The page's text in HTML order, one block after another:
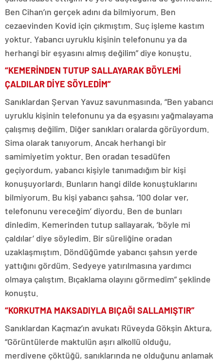
Ben Cihan’ın gerçek adını da bilmiyorum. Ben
cezaevinden Kovid için çıkmıştım. Suç işleme kastım
yoktur. Yabancı uyruklu kişinin telefonunu ya da
herhangi bir eşyasını almış değilim” diye konuştu.
“KEMERİNDEN TUTUP SALLAYARAK BÖYLEMİ
ÇALDILAR DİYE SÖYLEDİM”
Sanıklardan Şervan Yavuz savunmasında, “Ben yabancı
uyruklu kişinin telefonunu ya da eşyasını yağmalayama
çalışmış değilim. Diğer sanıkları oralarda görüyordum.
Sima olarak tanıyorum. Ancak herhangi bir
samimiyetim yoktur. Ben oradan tesadüfen
geçiyordum, yabancı kişiyle tanımadığım bir kişi
konuşuyorlardı. Bunların hangi dilde konuştuklarını
bilmiyorum. Bu kişi yabancı şahsa, ‘100 dolar ver,
telefonunu vereceğim’ diyordu. Ben de bunları
dinledim. Kemerinden tutup sallayarak, ‘böyle mi
çaldılar’ diye söyledim. Bir süreliğine oradan
uzaklaşmıştım. Döndüğümde yabancı şahsın yerde
yattığını gördüm. Sedyeye yatırılmasına yardımcı
olmaya çalıştım. Bıçaklama olayını görmedim” şeklinde
konuştu.
“KORKUTMA MAKSADIYLA BIÇAĞI SALLAMIŞTIR”
Sanıklardan Kaçmaz’ın avukatı Rüveyda Gökşin Aktura,
“Görüntülerde maktulün aşırı alkollü olduğu,
merdivene çöktüğü, sanıklarında ne olduğunu anlamak